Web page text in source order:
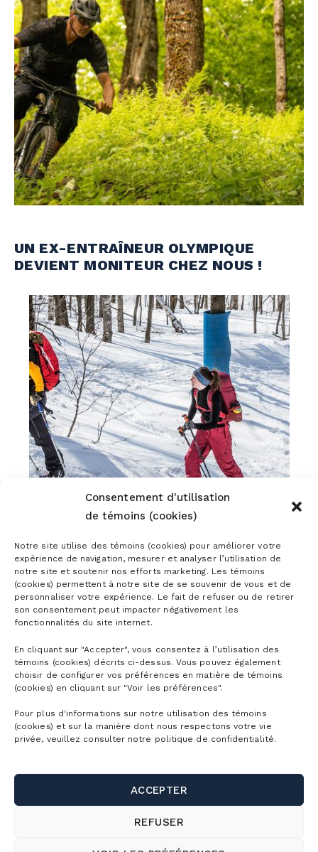
Consentement d'utilisation
de témoins (cookies)
Notre site utilise des témoins (cookies) pour améliorer votre
expérience de navigation, mesurer et analyser l’utilisation de
notre site et soutenir nos efforts marketing. Les témoins
(cookies) permettent à notre site de se souvenir de vous et de
personnaliser votre expérience. Le fait de refuser ou de retirer
son consentement peut impacter négativement les
fonctionnalités du site internet.
En cliquant sur "Accepter", vous consentez à l’utilisation des
témoins (cookies) décrits ci-dessus. Vous pouvez également
choisir de configurer vos préférences en matière de témoins
(cookies) en cliquant sur "Voir les préférences".
Pour plus d'informations sur notre utilisation des témoins
(cookies) et sur la manière dont nous respectons votre vie
privée, veuillez consulter notre politique de confidentialité.
ACCEPTER
REFUSER
UN EX-ENTRAÎNEUR OLYMPIQUE
DEVIENT MONITEUR CHEZ NOUS !
LA RANDONNÉE ALPINE
VOIR TOUS LES ARTICLES